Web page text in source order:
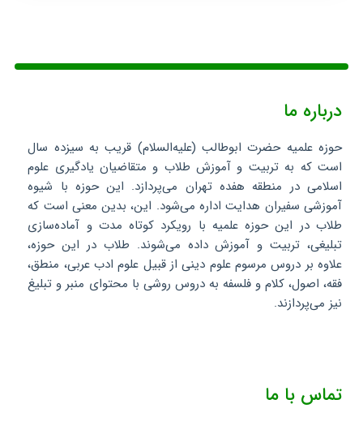
درباره ما
حوزه علمیه حضرت ابوطالب (علیه‌السلام) قریب به سیزده سال
است که به تربیت و آموزش طلاب و متقاضیان یادگیری علوم
اسلامی در منطقه هفده تهران می‌پردازد. این حوزه با شیوه
آموزشی سفیران هدایت اداره می‌شود. این، بدین معنی است که
طلاب در این حوزه علمیه با رویکرد کوتاه مدت و آماده‌سازی
تبلیغی، تربیت و آموزش داده می‌شوند. طلاب در این حوزه،
علاوه بر دروس مرسوم علوم دینی از قبیل علوم ادب عربی، منطق،
فقه، اصول، کلام و فلسفه به دروس روشی با محتوای منبر و تبلیغ
نیز می‌پردازند.
تماس با ما